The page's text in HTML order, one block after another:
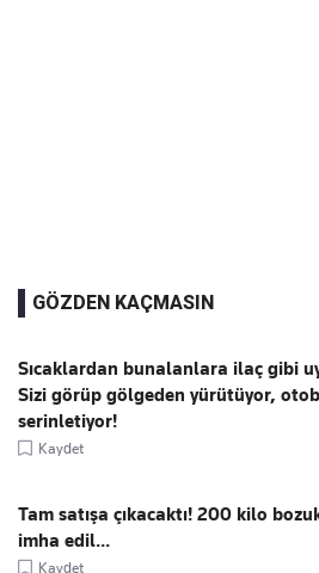
GÖZDEN KAÇMASIN
Sıcaklardan bunalanlara ilaç gibi
Sizi görüp gölgeden yürütüyor,
serinletiyor!
Kaydet
Tam satışa çıkacaktı! 200 kilo
imha edil...
Kaydet